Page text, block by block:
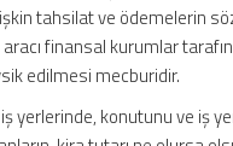
tahsilat ve ödemelerin söz
aracı finansal kurumlar
edilmesi mecburidir.
yerlerinde, konutunu ve iş